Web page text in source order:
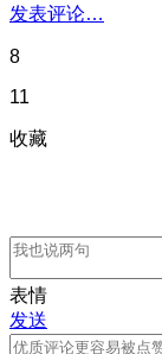
发表评论…
8
11
收藏
表情
发送